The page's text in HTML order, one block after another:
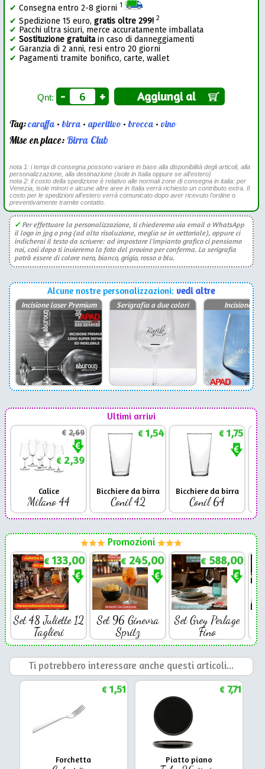
✔ Consegna entro 2-8 giorni 1
✔ Spedizione 15 euro,gratis oltre 299! 2
✔ Pacchi ultra sicuri, merce accuratamente imballata
✔ Sostituzione gratuitain caso di danneggiamenti
✔ Garanzia di 2 anni, resi entro 20 giorni
✔ Pagamenti tramite bonifico, carte, wallet
Qnt: - + Aggiungi al
Tag:caraffa•birra•aperitivo•brocca•vino
Mise en place:Birra Club
nota 1: i tempi di consegna possono variare in base alla disponibilità degli articoli, alla
personalizzazione, alla destinazione (isole in Italia oppure se all'estero)
nota 2: il costo della spedizione è relativo alle normali zone di consegna in italia: per
Venezia, isole minori e alcune altre aree in Italia verrà richiesto un contributo extra. Il
costo per le spedizioni all'estero verrà comunicato dopo aver ricevuto l'ordine o
preventivamente tramite contatto.
✓Per effettuare la personalizzazione, ti chiederemo via email o WhatsApp
il logo in jpg o png (ad alta risoluzione, meglio se in vettoriale), oppure ci
indicherai il testo da scrivere: ad impostare l'impianto grafico ci pensiamo
noi, così dopo ti invieremo la foto del provino per conferma. La serigrafia
potrà essere di colore nero, bianco, grigio, rosso o blu.
Alcune nostre personalizzazioni: vedi altre
Incisione laser Premium Serigrafia a due colori Incisione
Ultimi arrivi
€2,69
€2,39
Calice
Milano 44
€1,54
Bicchiere da birra
Conil 42
€1,75
Bicchiere da birra
Conil 64
Promozioni
€ 133,00
Set 48 Juliette 12
Taglieri
€ 245,00
Set 96 Ginevra
Spritz
€ 588,00
Set Grey Perlage
Fino
Ti potrebbero interessare anche questi articoli...
Forchetta
€1,51
Piatto piano
€7,71